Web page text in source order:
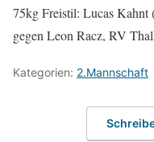
75kg Freistil: Lucas
gegen Leon Racz, RV
Kategorien: 2.Mannschaft